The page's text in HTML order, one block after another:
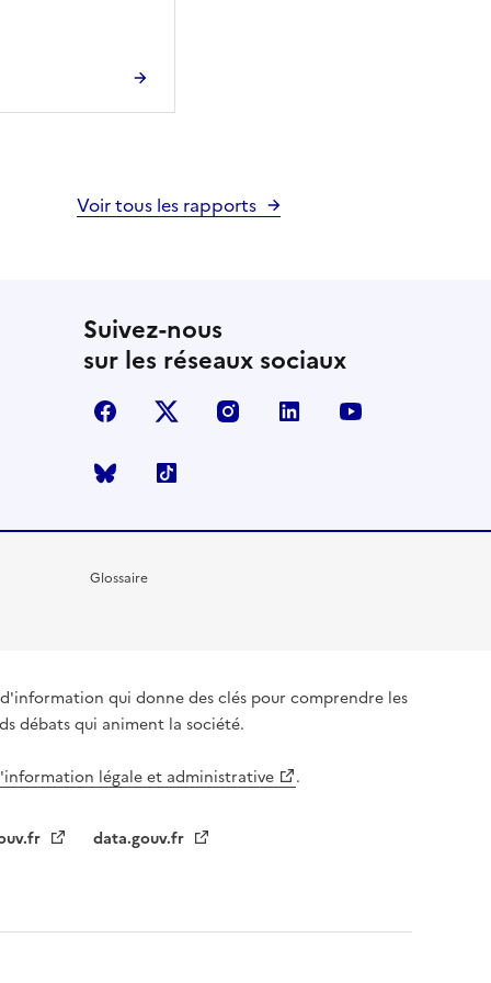
Voir tous les rapports
Suivez-nous
sur les réseaux sociaux
facebook X (anciennement Twitter)
instagramlinkedin
Bluesky
Glossaire
qui donne des clés pour comprendre les
débats qui animent la société.
légale et administrative .
data.gouv.fr